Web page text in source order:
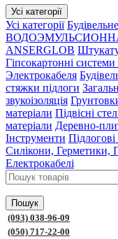
Усі категорії
Усі категорії
ANSERGLOB
Гіпсокартонні
Электрокабеля
стяжки підлоги
звукоізоляція
матеріали Підвісні
матеріали Деревно-
Інструменти
Силікони, Герметики,
Електрокабелі
Пошук
(093) 038-96-09
(050) 717-22-00